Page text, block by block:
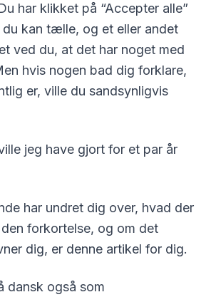
har klikket på “Accepter alle”
kan tælle, og et eller andet
ved du, at det har noget med
hvis nogen bad dig forklare,
er, ville du sandsynligvis
jeg have gjort for et par år
har undret dig over, hvad der
forkortelse, og om det
dig, er denne artikel for dig.
dansk også som